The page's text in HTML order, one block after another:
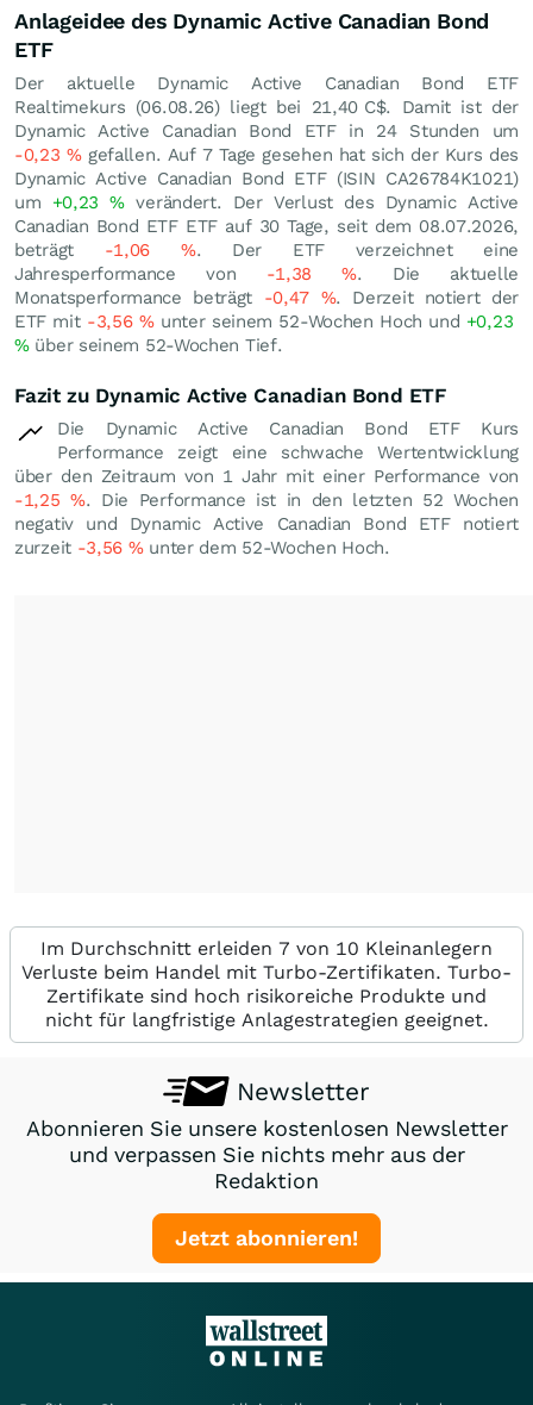
Anlageidee des Dynamic Active Canadian Bond
ETF
Der aktuelle Dynamic Active Canadian Bond ETF
Realtimekurs (06.08.26) liegt bei 21,40 C$. Damit ist der
Dynamic Active Canadian Bond ETF in 24 Stunden um
-0,23 %gefallen. Auf 7 Tage gesehen hat sich der Kurs des
Dynamic Active Canadian Bond ETF (ISIN CA26784K1021)
um +0,23% verändert. Der Verlust des Dynamic Active
Canadian Bond ETF ETF auf 30 Tage, seit dem 08.07.2026,
beträgt -1,06 %. Der ETF verzeichnet eine
Jahresperformance von -1,38%. Die aktuelle
Monatsperformance beträgt -0,47 %. Derzeit notiert der
ETF mit -3,56 %unter seinem 52-Wochen Hoch und +0,23
%über seinem 52-Wochen Tief.
Fazit zu Dynamic Active Canadian Bond ETF
Die Dynamic Active Canadian Bond ETF Kurs
Performance zeigt eine schwache Wertentwicklung
über den Zeitraum von 1 Jahr mit einer Performance von
-1,25%. Die Performance ist in den letzten 52 Wochen
negativ und Dynamic Active Canadian Bond ETF notiert
zurzeit -3,56 %unter dem 52-Wochen Hoch.
Im Durchschnitt erleiden 7 von 10 Kleinanlegern
Verluste beim Handel mit Turbo-Zertifikaten. Turbo-
Zertifikate sind hoch risikoreiche Produkte und
nicht für langfristige Anlagestrategien geeignet.
Newsletter
Abonnieren Sie unsere kostenlosen Newsletter
und verpassen Sie nichts mehr aus der
Redaktion
Jetzt abonnieren!